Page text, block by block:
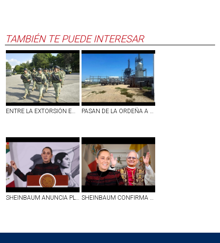
TAMBIÉN TE PUEDE INTERESAR
ENTRE LA EXTORSIÓN EN LA ZONA AGUACATERA ARMAN APANTALLAJE PASAN DE LA ORDEÑA A TENER SUS REFINERÍAS
SHEINBAUM ANUNCIA PLAN DE ACCIÓN PARA REANUDAR EXPORTACIÓN DE AGUACATE A EU; SE VA A REFORZAR SEGURIDAD EN MICHOACÁN, DICE SHEINBAUM CONFIRMA QUE EL PAPA LEÓN XIV NO VISITARÁ MÉXICO DURANTE SU GIRA POR LATINOAMÉRICA